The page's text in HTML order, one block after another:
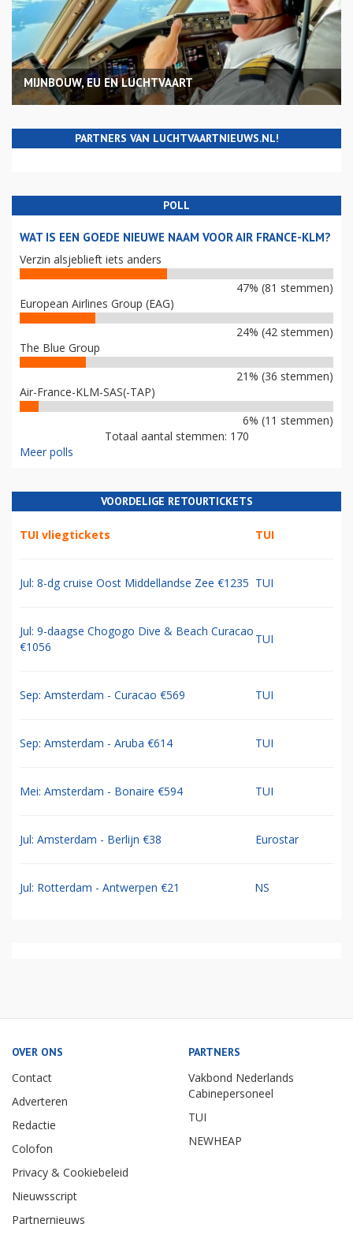
MIJNBOUW, EU EN LUCHTVAART
PARTNERS VAN LUCHTVAARTNIEUWS.NL!
POLL
WAT IS EEN GOEDE NIEUWE NAAM VOOR AIR FRANCE-KLM?
Verzin alsjeblieft iets anders
47% (81 stemmen)
European Airlines Group (EAG)
24% (42 stemmen)
The Blue Group
21% (36 stemmen)
Air-France-KLM-SAS(-TAP)
6% (11 stemmen)
Totaal aantal stemmen: 170
Meer polls
VOORDELIGE RETOURTICKETS
TUI vliegtickets TUI
Jul: 8-dg cruise Oost Middellandse Zee €1235 TUI
Jul: 9-daagse Chogogo Dive & Beach Curacao
€1056
TUI
Sep: Amsterdam - Curacao €569 TUI
Sep: Amsterdam - Aruba €614 TUI
Mei: Amsterdam - Bonaire €594 TUI
Jul: Amsterdam - Berlijn €38 Eurostar
Jul: Rotterdam - Antwerpen €21 NS
OVER ONS
Contact
Adverteren
Redactie
Colofon
Privacy & Cookiebeleid
Nieuwsscript
Partnernieuws
PARTNERS
Vakbond Nederlands
Cabinepersoneel
TUI
NEWHEAP